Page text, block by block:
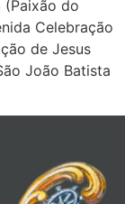
(Paixão do
Celebração
de Jesus
João Batista